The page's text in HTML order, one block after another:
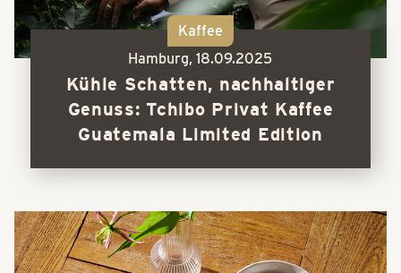
Kaffee
Hamburg,18.09.2025
Kühle Schatten, nachhaltiger
Genuss: Tchibo Privat Kaffee
Guatemala Limited Edition